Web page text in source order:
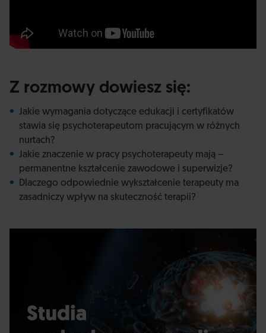
Z rozmowy dowiesz się:
Jakie wymagania dotyczące edukacji i certyfikatów
stawia się psychoterapeutom pracującym w różnych
nurtach?
Jakie znaczenie w pracy psychoterapeuty mają –
permanentne kształcenie zawodowe i superwizje?
Dlaczego odpowiednie wykształcenie terapeuty ma
zasadniczy wpływ na skuteczność terapii?